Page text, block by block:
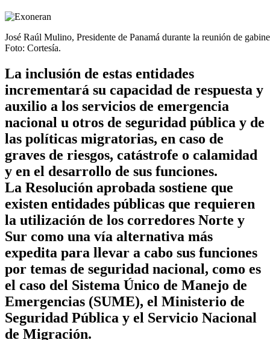
José Raúl Mulino, Presidente de Panamá durante la reunión de
Foto: Cortesía.
La inclusión de estas entidades
incrementará su capacidad de respuesta y
auxilio a los servicios de emergencia
nacional u otros de seguridad pública y de
las políticas migratorias, en caso de
graves de riesgos, catástrofe o calamidad
y en el desarrollo de sus funciones.
La Resolución aprobada sostiene que
existen entidades públicas que requieren
la utilización de los corredores Norte y
Sur como una vía alternativa más
expedita para llevar a cabo sus funciones
por temas de seguridad nacional, como es
el caso del Sistema Único de Manejo de
Emergencias (SUME), el Ministerio de
Seguridad Pública y el Servicio Nacional
de Migración.